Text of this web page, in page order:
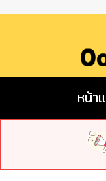
หน้า